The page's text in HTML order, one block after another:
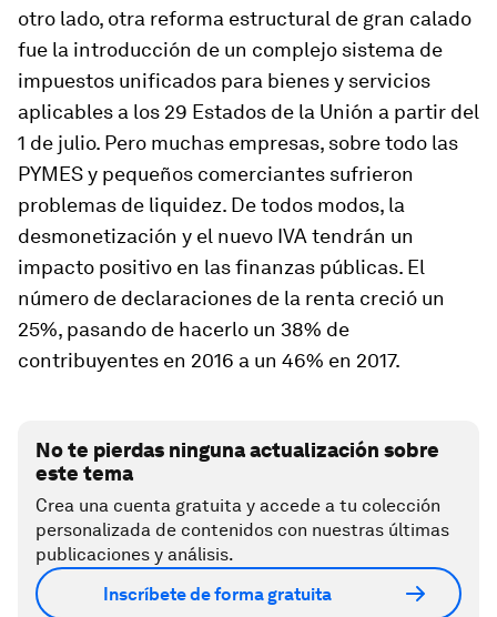
otro lado, otra reforma estructural de gran calado
fue la introducción de un complejo sistema de
impuestos unificados para bienes y servicios
aplicables a los 29 Estados de la Unión a partir del
1 de julio. Pero muchas empresas, sobre todo las
PYMES y pequeños comerciantes sufrieron
problemas de liquidez. De todos modos, la
desmonetización y el nuevo IVA tendrán un
impacto positivo en las finanzas públicas. El
número de declaraciones de la renta creció un
25%, pasando de hacerlo un 38% de
contribuyentes en 2016 a un 46% en 2017.
No te pierdas ninguna actualización sobre
este tema
Crea una cuenta gratuita y accede a tu colección
personalizada de contenidos con nuestras últimas
publicaciones y análisis.
Inscríbete de forma gratuita